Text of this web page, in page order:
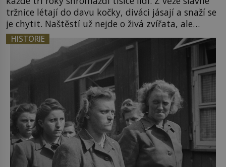
tržnice létají do davu kočky, diváci jásají a snaží se
je chytit. Naštěstí už nejde o živá zvířata, ale
jenom o plyšové suvenýry. Kdysi to ale bylo jinak.
Tato veselá podívaná připomíná jeden z
nejpodivnějších a zároveň nejkrutějších zvyků […]
HISTORIE